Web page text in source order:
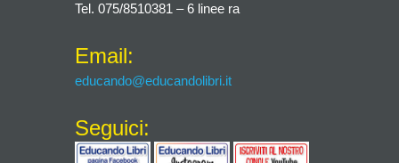
Tel. 075/8510381 – 6 linee ra
Email:
educando@educandolibri.it
Seguici: